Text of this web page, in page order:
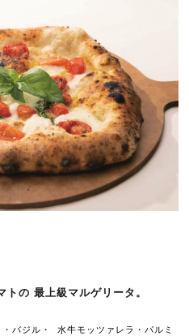
の 最上級マルゲリータ。
バジル ・ 水牛モッツァレラ・パルミ